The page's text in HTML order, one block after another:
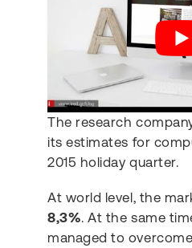
The research
its estimates for
2015 holiday quarter.
At world level, the
8,3%. At the same
managed to